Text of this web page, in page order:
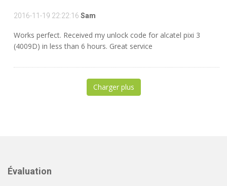
2016-11-19 22:22:16 Sam
Works perfect. Received my unlock code for alcatel pixi 3
(4009D) in less than 6 hours. Great service
Charger plus
Évaluation